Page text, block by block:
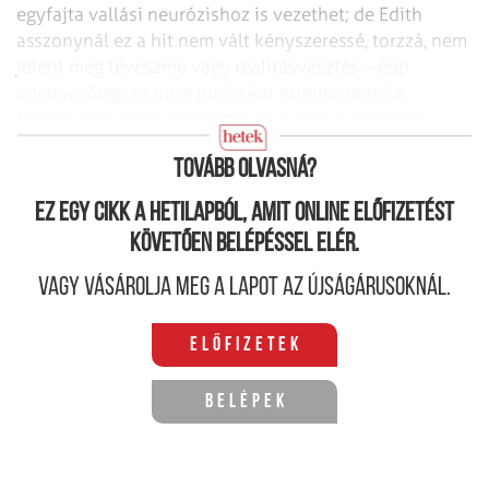
egyfajta vallási neurózishoz is vezethet; de Edith
asszonynál ez a hit nem vált kényszeressé, torzzá, nem
hogy még a szenvedésben sem vagyok egyedül.
Tovább olvasná?
Ez egy cikk a hetilapból, amit online előfizetést
követően belépéssel elér.
Vagy vásárolja meg a lapot az újságárusoknál.
Előfizetek
Belépek